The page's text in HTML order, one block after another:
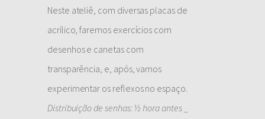
Neste ateliê, com diversas placas de
acrílico, faremos exercícios com
desenhos e canetas com
transparência, e, após, vamos
experimentar os reflexos no espaço.
Distribuição de senhas: ½ hora antes _